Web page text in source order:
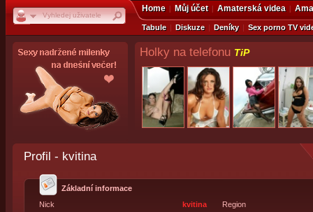
Home Můj účet Amaterská videa
Tabule Diskuze Deníky Sex porno TV
Holky na telefonu TiP
Profil - kvitina
Základní informace
Nick
kvitina
Region